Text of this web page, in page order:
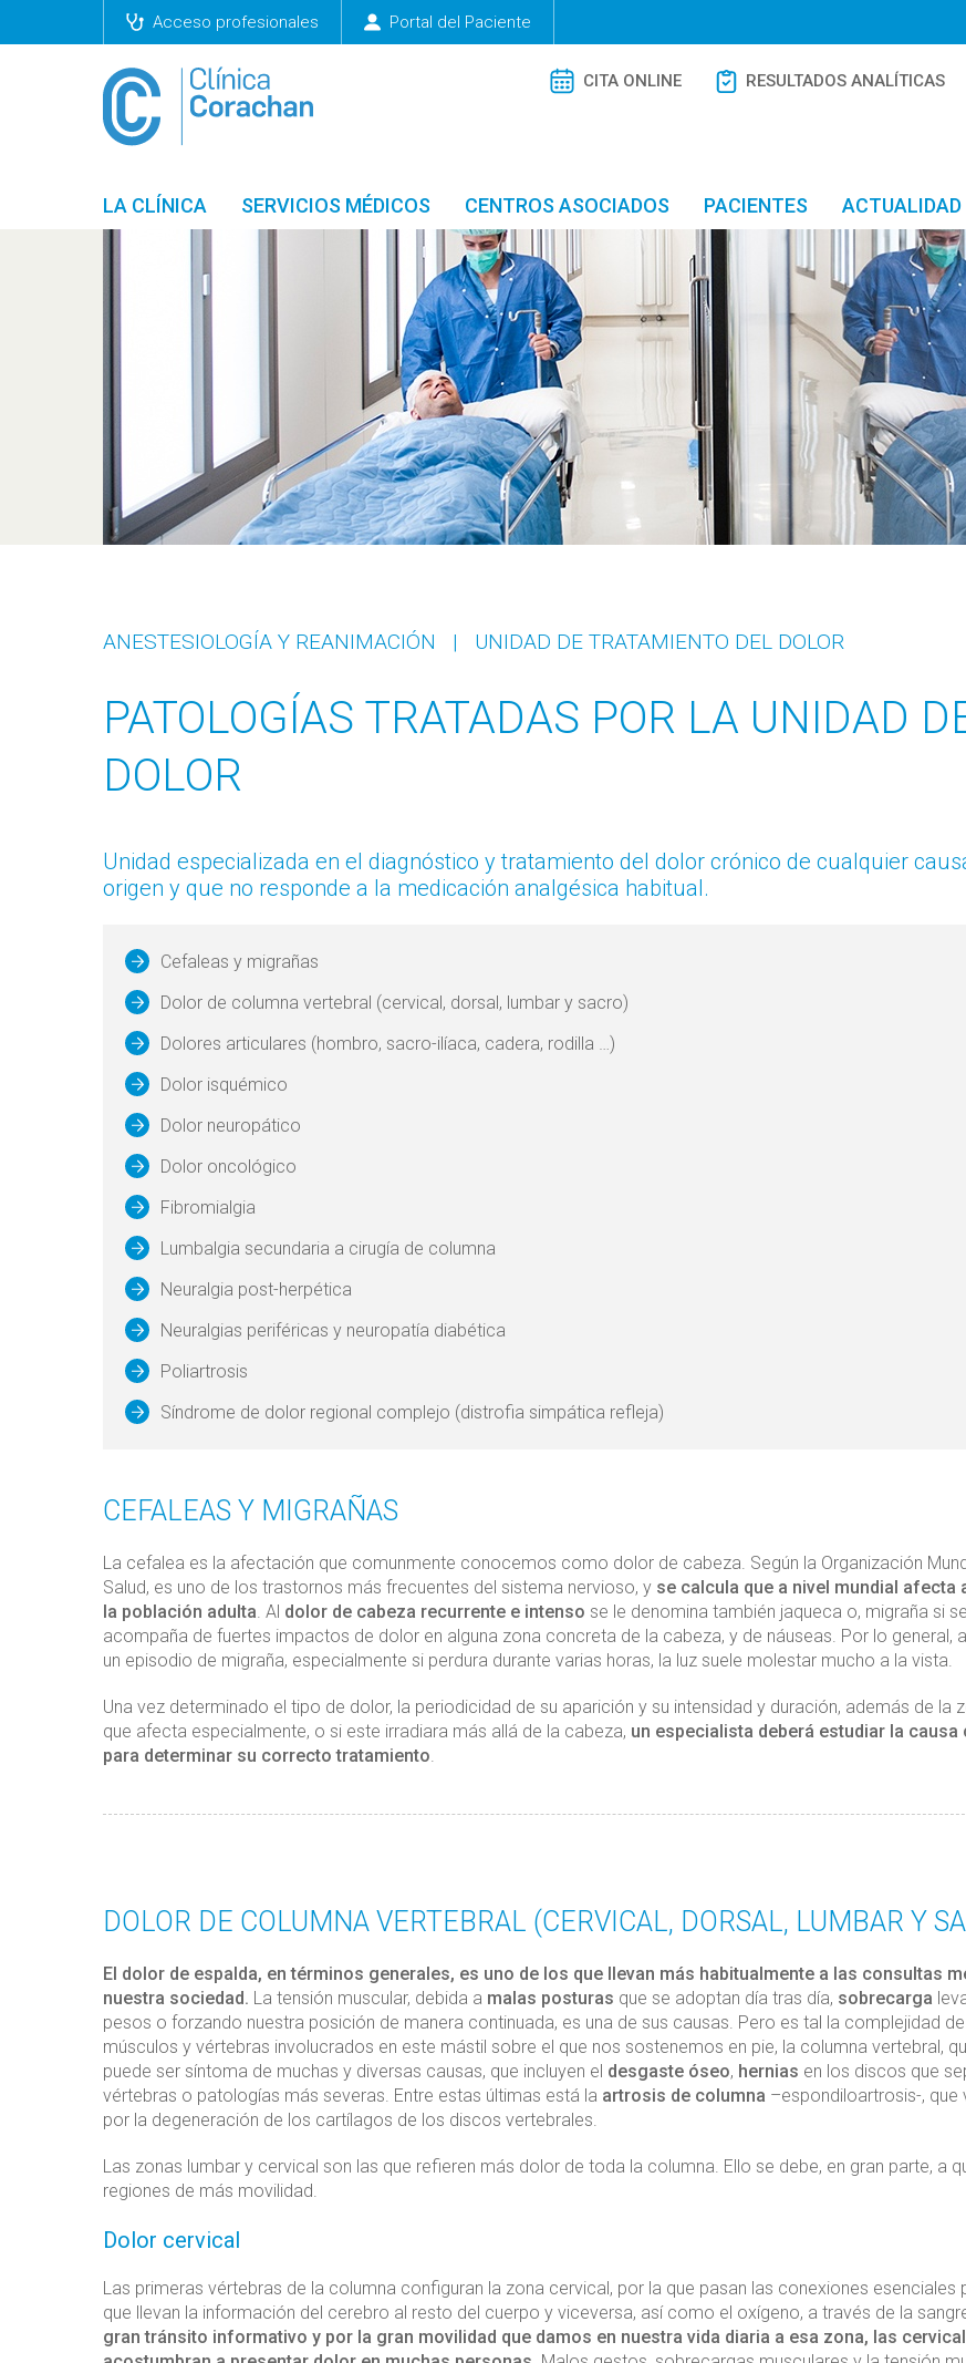
Acceso profesionales Portal del Paciente
CITA ONLINE RESULTADOS ANALÍTICAS
LA CLÍNICA SERVICIOS MÉDICOS CENTROS ASOCIADOS PACIENTES ACTUALIDAD
ANESTESIOLOGÍA Y REANIMACIÓN | UNIDAD DE TRATAMIENTO DEL DOLOR
PATOLOGÍAS TRATADAS POR LA UNIDAD
DOLOR
Unidad especializada en el diagnóstico y tratamiento del dolor crónico de cualquier
origen y que no responde a la medicación analgésica habitual.
Cefaleas y migrañas
Dolor de columna vertebral (cervical, dorsal, lumbar y sacro)
Dolores articulares (hombro, sacro-ilíaca, cadera, rodilla …)
Dolor isquémico
Dolor neuropático
Dolor oncológico
Fibromialgia
Lumbalgia secundaria a cirugía de columna
Neuralgia post-herpética
Neuralgias periféricas y neuropatía diabética
Poliartrosis
Síndrome de dolor regional complejo (distrofia simpática refleja)
CEFALEAS Y MIGRAÑAS
La cefalea es la afectación que comunmente conocemos como dolor de cabeza. Según la Organización
Salud, es uno de los trastornos más frecuentes del sistema nervioso, y se calcula que a nivel mundial afecta
la población adulta. Al dolor de cabeza recurrente e intenso se le denomina también jaqueca o, migraña si se
acompaña de fuertes impactos de dolor en alguna zona concreta de la cabeza, y de náuseas. Por lo general,
un episodio de migraña, especialmente si perdura durante varias horas, la luz suele molestar mucho a la vista.
Una vez determinado el tipo de dolor, la periodicidad de su aparición y su intensidad y duración, además de la
que afecta especialmente, o si este irradiara más allá de la cabeza, un especialista deberá estudiar la causa
para determinar su correcto tratamiento.
DOLOR DE COLUMNA VERTEBRAL (CERVICAL, DORSAL, LUMBAR Y
El dolor de espalda, en términos generales, es uno de los que llevan más habitualmente a las consultas
nuestra sociedad. La tensión muscular, debida a malas posturas que se adoptan día tras día, sobrecarga
pesos o forzando nuestra posición de manera continuada, es una de sus causas. Pero es tal la complejidad
músculos y vértebras involucrados en este mástil sobre el que nos sostenemos en pie, la columna vertebral,
puede ser síntoma de muchas y diversas causas, que incluyen el desgaste óseo, hernias en los discos que
vértebras o patologías más severas. Entre estas últimas está la artrosis de columna –espondiloartrosis-, que
por la degeneración de los cartílagos de los discos vertebrales.
Las zonas lumbar y cervical son las que refieren más dolor de toda la columna. Ello se debe, en gran parte, a
regiones de más movilidad.
Dolor cervical
Las primeras vértebras de la columna configuran la zona cervical, por la que pasan las conexiones esenciales
que llevan la información del cerebro al resto del cuerpo y viceversa, así como el oxígeno, a través de la
gran tránsito informativo y por la gran movilidad que damos en nuestra vida diaria a esa zona, las